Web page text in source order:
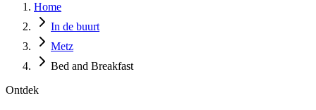
Home
In de buurt
Metz
Bed and Breakfast
Ontdek